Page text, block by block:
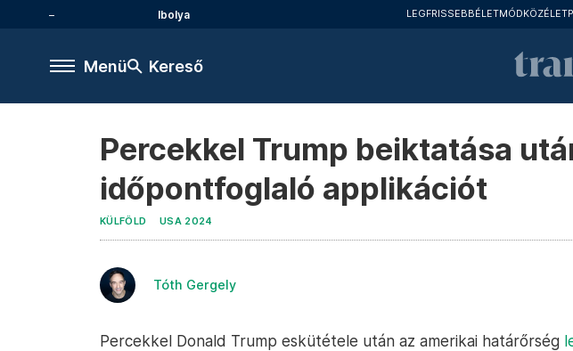
Ibolya LEGFRISSEBBÉLETMÓDKÖZÉLET
Menü Kereső
Percekkel Trump beiktatása
időpontfoglaló applikációt
KÜLFÖLD USA 2024
Tóth Gergely
Percekkel Donald Trump eskütétele után az amerikai határőrség